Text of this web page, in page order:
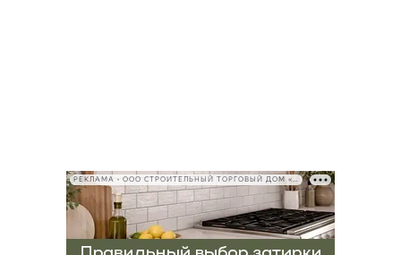
РЕКЛАМА • ООО СТРОИТЕЛЬНЫЙ ТОРГОВЫЙ ДОМ «ПЕТРОВИЧ», ИНН 7802348846